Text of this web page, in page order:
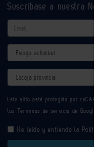
Suscríbase a nuestra
Email
Actividad
Provincia
Este sitio está protegido por
los Términos de servicio de Google.
He leído y entiendo la